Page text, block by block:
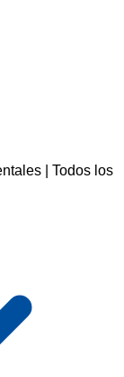
| Todos los